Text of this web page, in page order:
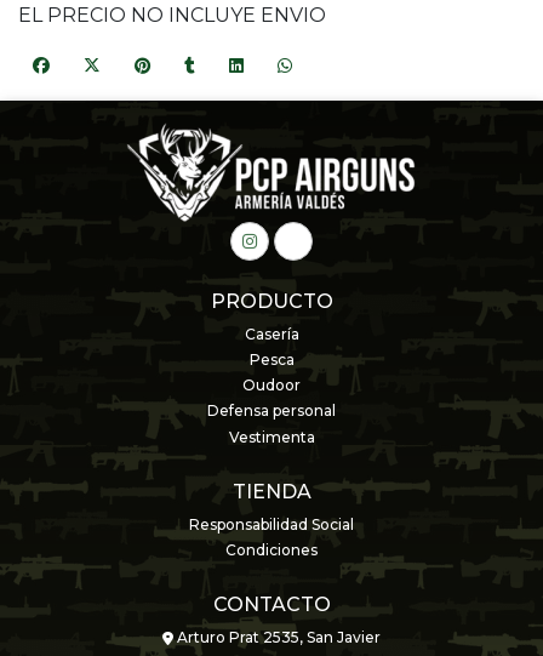
EL PRECIO NO INCLUYE ENVIO
PRODUCTO
Casería
Pesca
Oudoor
Defensa personal
Vestimenta
TIENDA
Responsabilidad Social
Condiciones
CONTACTO
Arturo Prat 2535, San Javier